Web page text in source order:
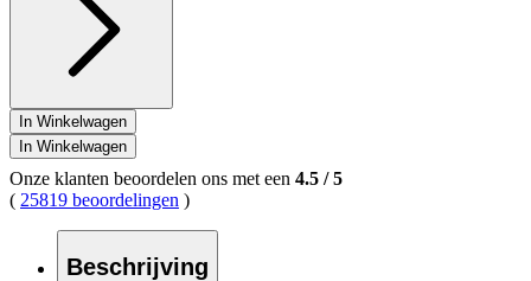
In Winkelwagen
In Winkelwagen
Onze klanten beoordelen ons met een 4.5 /5
( 25819 beoordelingen )
Beschrijving